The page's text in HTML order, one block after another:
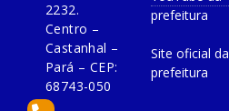
2232.
Centro –
Castanhal –
Pará – CEP:
68743-050
prefeitura
Site oficial da
prefeitura